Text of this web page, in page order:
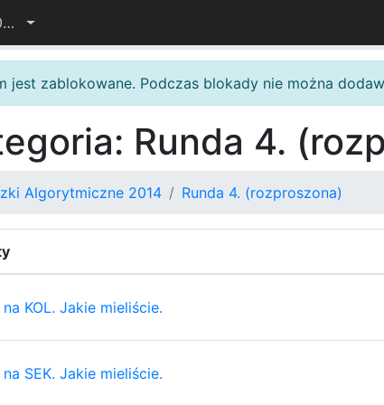
Potyczki Algorytmiczne 2014
jest zablokowane. Podczas blokady nie można
Runda 4.
Algorytmiczne 2014 Runda 4. (rozproszona)
KOL. Jakie mieliście.
SEK. Jakie mieliście.